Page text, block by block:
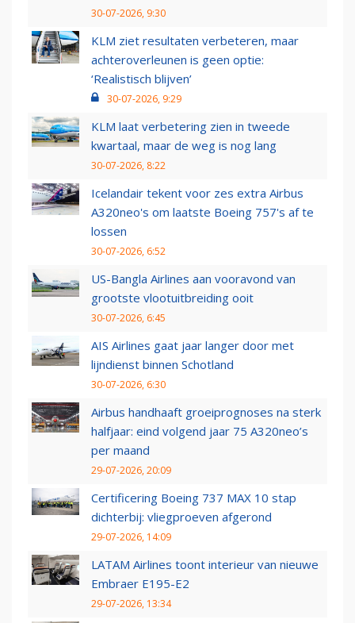
30-07-2026, 9:30
KLM ziet resultaten verbeteren, maar
achteroverleunen is geen optie:
‘Realistisch blijven’
30-07-2026, 9:29
KLM laat verbetering zien in tweede
kwartaal, maar de weg is nog lang
30-07-2026, 8:22
Icelandair tekent voor zes extra Airbus
A320neo's om laatste Boeing 757's af te
lossen
30-07-2026, 6:52
US-Bangla Airlines aan vooravond van
grootste vlootuitbreiding ooit
30-07-2026, 6:45
AIS Airlines gaat jaar langer door met
lijndienst binnen Schotland
30-07-2026, 6:30
Airbus handhaaft groeiprognoses na sterk
halfjaar: eind volgend jaar 75 A320neo’s
per maand
29-07-2026, 20:09
Certificering Boeing 737 MAX 10 stap
dichterbij: vliegproeven afgerond
29-07-2026, 14:09
LATAM Airlines toont interieur van nieuwe
Embraer E195-E2
29-07-2026, 13:34